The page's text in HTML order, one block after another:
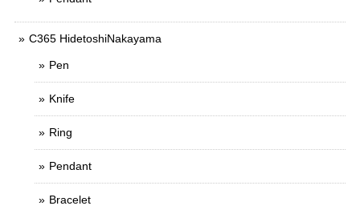
C365 HidetoshiNakayama
Pen
Knife
Ring
Pendant
Bracelet